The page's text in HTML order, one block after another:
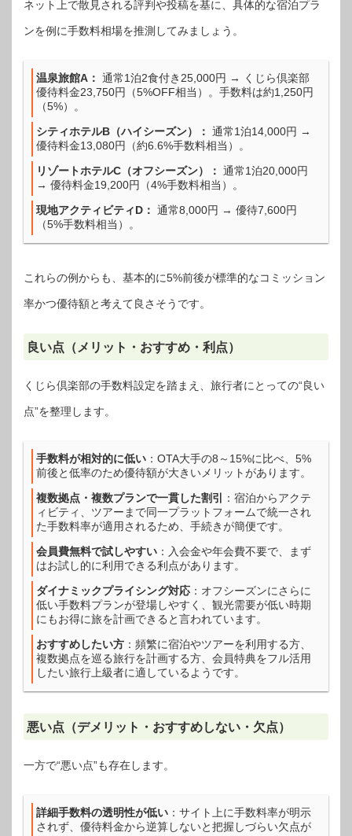
ネット上で散見される評判や投稿を基に、具体的な宿泊プラ
ンを例に手数料相場を推測してみましょう。
温泉旅館A： 通常1泊2食付き25,000円 → くじら倶楽部
優待料金23,750円（5%OFF相当）。手数料は約1,250円
（5%）。
シティホテルB（ハイシーズン）： 通常1泊14,000円 →
優待料金13,080円（約6.6%手数料相当）。
リゾートホテルC（オフシーズン）： 通常1泊20,000円
→ 優待料金19,200円（4%手数料相当）。
現地アクティビティD： 通常8,000円 → 優待7,600円
（5%手数料相当）。
これらの例からも、基本的に5%前後が標準的なコミッション
率かつ優待額と考えて良さそうです。
良い点（メリット・おすすめ・利点）
くじら倶楽部の手数料設定を踏まえ、旅行者にとっての“良い
点”を整理します。
手数料が相対的に低い ：OTA大手の8～15%に比べ、5%
前後と低率のため優待額が大きいメリットがあります。
複数拠点・複数プランで一貫した割引
：宿泊からアクテ
ィビティ、ツアーまで同一プラットフォームで統一され
た手数料率が適用されるため、手続きが簡便です。
会員費無料で試しやすい ：入会金や年会費不要で、まず
はお試し的に利用できる利点があります。
ダイナミックプライシング対応 ：オフシーズンにさらに
低い手数料プランが登場しやすく、観光需要が低い時期
にもお得に旅を計画できると言われています。
おすすめしたい方 ：頻繁に宿泊やツアーを利用する方、
複数拠点を巡る旅行を計画する方、会員特典をフル活用
したい旅行上級者に適しているようです。
悪い点（デメリット・おすすめしない・欠点）
一方で“悪い点”も存在します。
詳細手数料の透明性が低い ：サイト上に手数料率が明示
されず、優待料金から逆算しないと把握しづらい欠点が